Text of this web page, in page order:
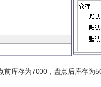
前库存为7000，盘点后库存为